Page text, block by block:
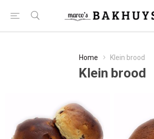
Home Klein brood
Klein brood